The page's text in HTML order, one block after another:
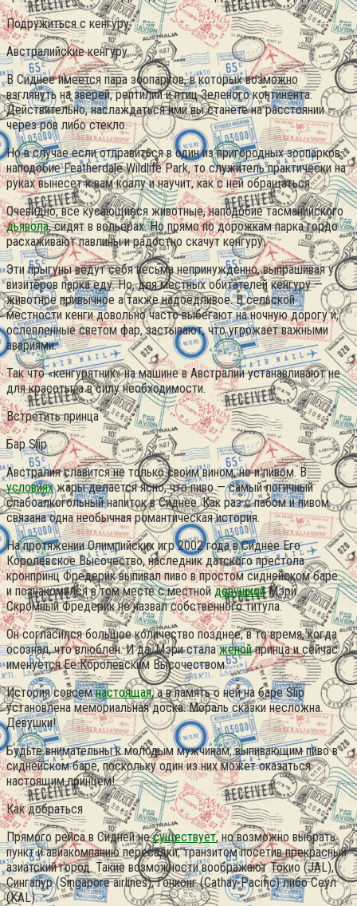
Подружиться с кенгуру
Австралийские кенгуру
В Сиднее имеется пара зоопарков, в которых возможно
взглянуть на зверей, рептилий и птиц Зеленого континента.
Действительно, наслаждаться ими вы станете на расстоянии —
через ров либо стекло.
Но в случае если отправиться в один из пригородных зоопарков
наподобие Featherdale Wildlife Park, то служитель практически на
руках вынесет к вам коалу и научит, как с ней обращаться.
Очевидно, все кусающиеся животные, наподобие тасманийского
дьявола, сидят в вольерах. Но прямо по дорожкам парка гордо
расхаживают павлины и радостно скачут кенгуру.
Эти прыгуны ведут себя весьма непринужденно, выпрашивая у
визитёров парка еду. Но, для местных обитателей кенгуру —
животное привычное а также надоедливое. В сельской
местности кенги довольно часто выбегают на ночную дорогу и,
ослепленные светом фар, застывают, что угрожает важными
авариями.
Так что «кенгурятник» на машине в Австралии устанавливают не
для красоты, а в силу необходимости.
Встретить принца
Бар Slip
Австралия славится не только своим вином, но и пивом. В
условияхжары делается ясно, что пиво — самый логичный
слабоалкогольный напиток в Сиднее. Как раз с пабом и пивом
связана одна необычная романтическая история.
На протяжении Олимпийских игр 2002 года в Сиднее Его
Королевское Высочество, наследник датского престола
кронпринц Фредерик выпивал пиво в простом сиднейском баре…
и познакомился в том месте с местнойдевушкойМэри.
Скромный Фредерик не назвал собственного титула.
Он согласился большое количество позднее, в то время, когда
осознал, что влюблен. И да, Мэри сталаженойпринца и сейчас
именуется Ее Королевским Высочеством.
История совсемнастоящая, а в память о ней на баре Slip
установлена мемориальная доска. Мораль сказки несложна.
Девушки!
Будьте внимательны к молодым мужчинам, выпивающим пиво в
сиднейском баре, поскольку один из них может оказаться
настоящим принцем!
Как добраться
Прямого рейса в Сидней несуществует, но возможно выбрать
пункт и авиакомпанию пересадки, транзитом посетив прекрасный
азиатский город. Такие возможности воображают Токио (JAL),
Сингапур (Singapore airlines), Гонконг (Cathay Pacific) либо Сеул
(KAL).